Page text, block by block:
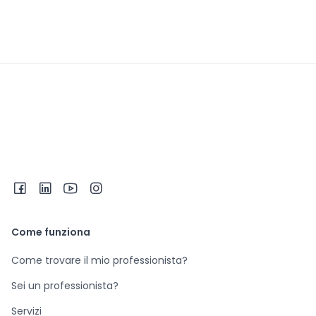
Come funziona
Come trovare il mio professionista?
Sei un professionista?
Servizi